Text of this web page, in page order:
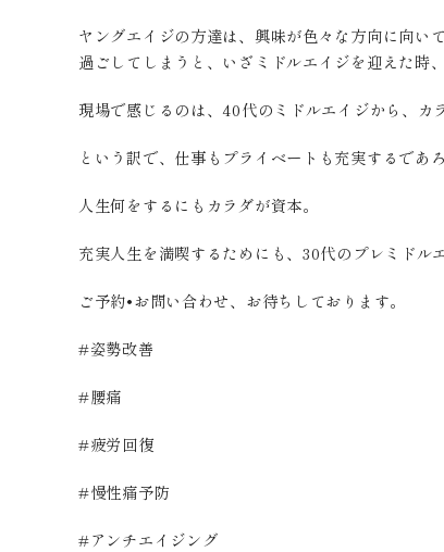
ヤングエイジの方達は、興味が色々な方向に向い
過ごしてしまうと、いざミドルエイジを迎えた時
現場で感じるのは、40代のミドルエイジから、カ
という訳で、仕事もプライベートも充実するで
人生何をするにもカラダが資本。
充実人生を満喫するためにも、30代のプレミドル
ご予約•お問い合わせ、お待ちしております。
#姿勢改善
#腰痛
#疲労回復
#慢性痛予防
#アンチエイジング